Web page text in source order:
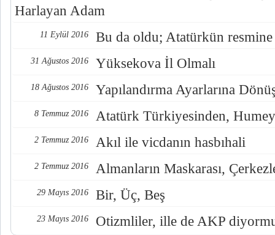
Harlayan Adam
11 Eylül 2016 Bu da oldu; Atatürkün resmine
31 Ağustos 2016 Yüksekova İl Olmalı
18 Ağustos 2016 Yapılandırma Ayarlarına
8 Temmuz 2016 Atatürk Türkiyesinden,
2 Temmuz 2016 Akıl ile vicdanın hasbıhali
2 Temmuz 2016 Almanların Maskarası,
29 Mayıs 2016 Bir, Üç, Beş
23 Mayıs 2016 Otizmliler, ille de AKP